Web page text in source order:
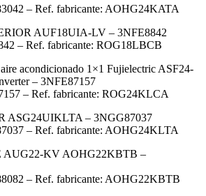
– Ref. fabricante: AOHG24KATA
AUF18UIA-LV – 3NFE8842
– Ref. fabricante: ROG18LBCB
acondicionado 1×1 Fujielectric ASF24-
– 3NFE87157
– Ref. fabricante: ROG24KLCA
ASG24UIKLTA – 3NGG87037
– Ref. fabricante: AOHG24KLTA
AUG22-KV AOHG22KBTB –
– Ref. fabricante: AOHG22KBTB